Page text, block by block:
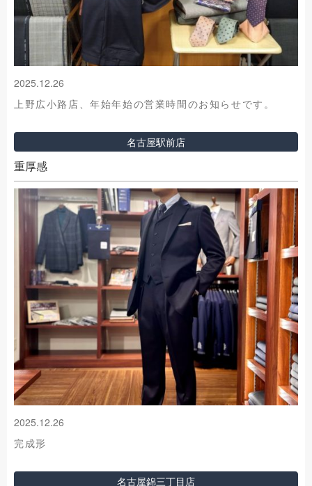
2025.12.26
上野広小路店、年始年始の営業時間のお知らせです。
名古屋駅前店
重厚感
2025.12.26
完成形
名古屋錦三丁目店